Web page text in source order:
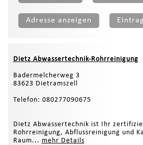
Adresse anzeigen
Dietz Abwassertechnik-Rohrreinigung
Badermelcherweg 3
83623 Dietramszell
Telefon: 080277090675
Dietz Abwassertechnik ist Ihr
Rohrreinigung, Abflussreinigung und
Raum... mehr Details